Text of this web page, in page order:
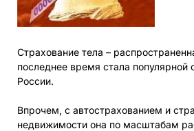
Страхование тела –
последнее время стала популярной
России.
Впрочем, с автострахованием и
недвижимости она по масштабам